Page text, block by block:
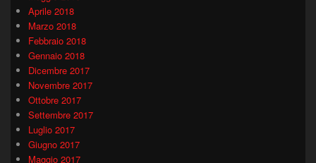
Aprile 2018
Marzo 2018
Febbraio 2018
Gennaio 2018
Dicembre 2017
Novembre 2017
Ottobre 2017
Settembre 2017
Luglio 2017
Giugno 2017
Maggio 2017